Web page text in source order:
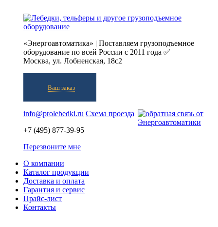
«Энергоавтоматика» | Поставляем грузоподъемное
оборудование по всей России с 2011 года ✅
Москва, ул. Лобненская, 18с2
Ваш заказ
info@prolebedki.ru Схема проезда
+7 (495) 877-39-95
Перезвоните мне
О компании
Каталог продукции
Доставка и оплата
Гарантия и сервис
Прайс-лист
Контакты